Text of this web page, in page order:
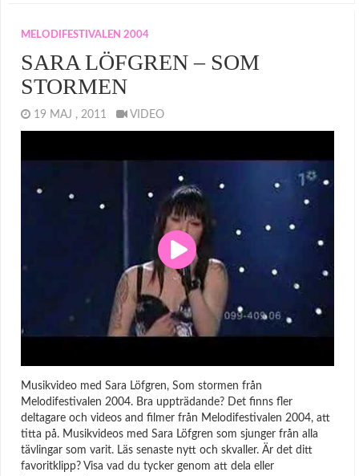
MELODIFESTIVALEN 2004
SARA LÖFGREN – SOM
STORMEN
19 MAJ , 2011 VIDEO
Musikvideo med Sara Löfgren, Som stormen från
Melodifestivalen 2004. Bra uppträdande? Det finns fler
deltagare och videos and filmer från Melodifestivalen 2004, att
titta på. Musikvideos med Sara Löfgren som sjunger från alla
tävlingar som varit. Läs senaste nytt och skvaller. Är det ditt
favoritklipp? Visa vad du tycker genom att dela eller